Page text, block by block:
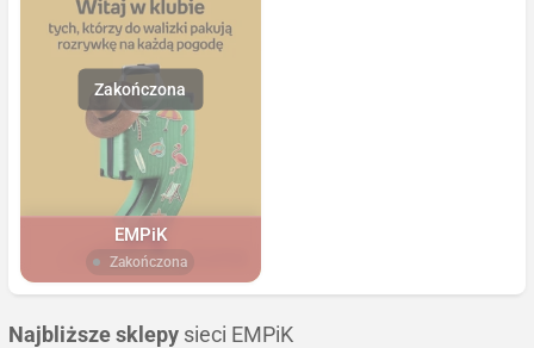
EMPiK
Zakończona
Najbliższe sklepy sieci EMPiK